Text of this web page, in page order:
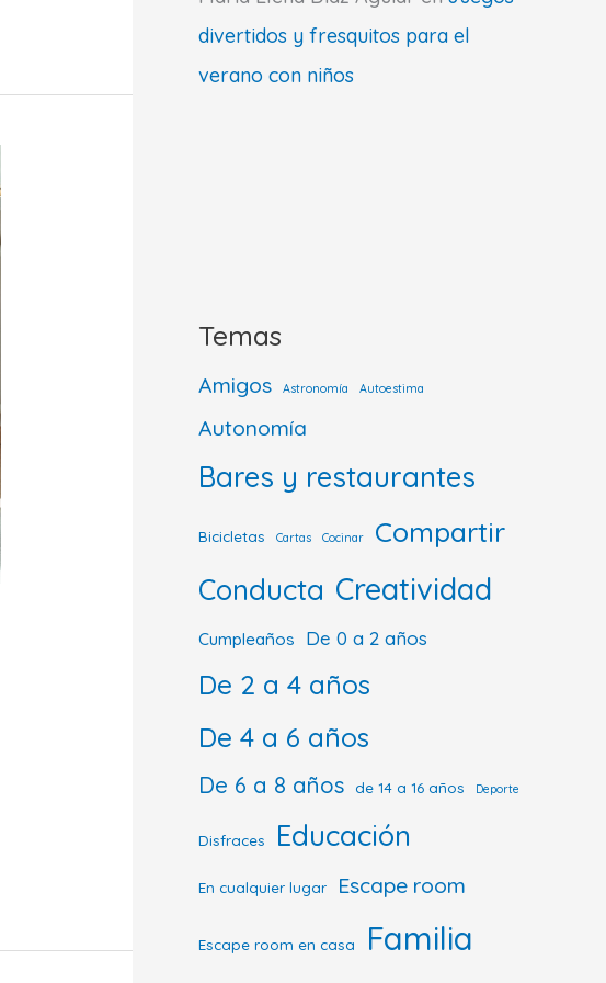
divertidos y fresquitos para el
verano con niños
Temas
Amigos Astronomía Autoestima
Autonomía
Bares y restaurantes
Bicicletas Cartas Cocinar Compartir
Conducta Creatividad
Cumpleaños De 0 a 2 años
De 2 a 4 años
De 4 a 6 años
De 6 a 8 años de 14 a 16 años Deporte
Disfraces Educación
En cualquier lugar Escape room
Escape room en casa Familia